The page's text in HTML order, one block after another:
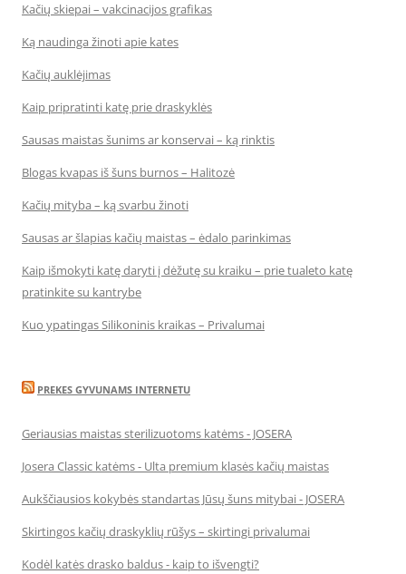
Kačių skiepai – vakcinacijos grafikas
Ką naudinga žinoti apie kates
Kačių auklėjimas
Kaip pripratinti katę prie draskyklės
Sausas maistas šunims ar konservai – ką rinktis
Blogas kvapas iš šuns burnos – Halitozė
Kačių mityba – ką svarbu žinoti
Sausas ar šlapias kačių maistas – ėdalo parinkimas
Kaip išmokyti katę daryti į dėžutę su kraiku – prie tualeto katę
pratinkite su kantrybe
Kuo ypatingas Silikoninis kraikas – Privalumai
PREKES GYVUNAMS INTERNETU
Geriausias maistas sterilizuotoms katėms - JOSERA
Josera Classic katėms - Ulta premium klasės kačių maistas
Aukščiausios kokybės standartas Jūsų šuns mitybai - JOSERA
Skirtingos kačių draskyklių rūšys – skirtingi privalumai
Kodėl katės drasko baldus - kaip to išvengti?